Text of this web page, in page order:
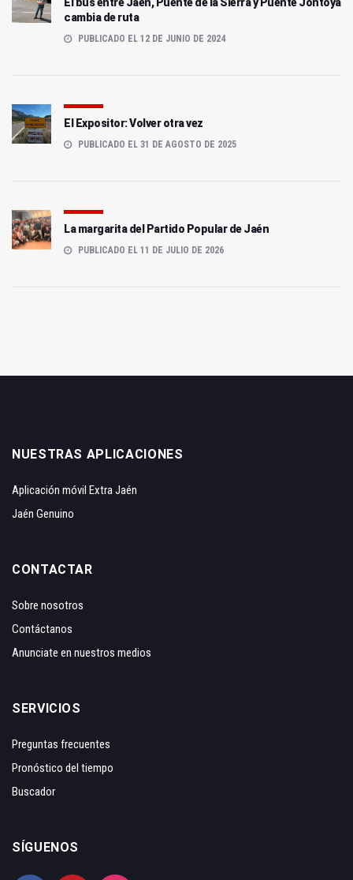
cambia de ruta
PUBLICADO EL 12 DE JUNIO DE 2024
El Expositor: Volver otra vez
PUBLICADO EL 31 DE AGOSTO DE 2025
La margarita del Partido Popular de Jaén
PUBLICADO EL 11 DE JULIO DE 2026
NUESTRAS APLICACIONES
Aplicación móvil Extra Jaén
Jaén Genuino
CONTACTAR
Sobre nosotros
Contáctanos
Anunciate en nuestros medios
SERVICIOS
Preguntas frecuentes
Pronóstico del tiempo
Buscador
SÍGUENOS